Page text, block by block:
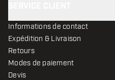
Informations de contact
Expédition & Livraison
Retours
Modes de paiement
Devis